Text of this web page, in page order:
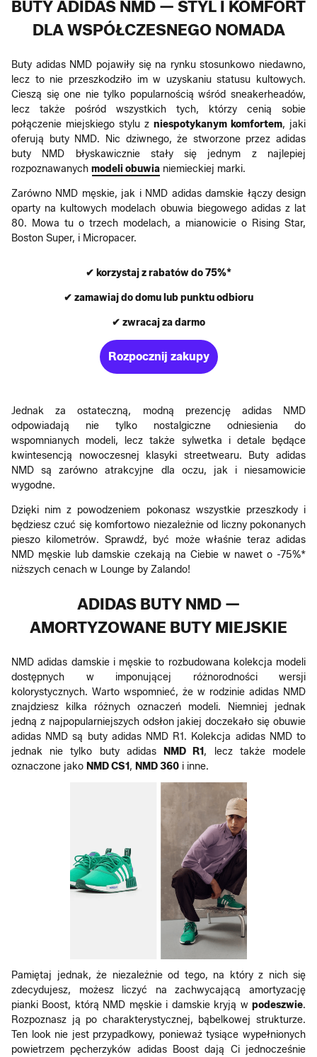
BUTY ADIDAS NMD — STYL I KOMFORT
DLA WSPÓŁCZESNEGO NOMADA
Buty adidas NMD pojawiły się na rynku stosunkowo niedawno,
lecz to nie przeszkodziło im w uzyskaniu statusu kultowych.
Cieszą się one nie tylko popularnością wśród sneakerheadów,
lecz także pośród wszystkich tych, którzy cenią sobie
połączenie miejskiego stylu z niespotykanym komfortem, jaki
oferują buty NMD. Nic dziwnego, że stworzone przez adidas
buty NMD błyskawicznie stały się jednym z najlepiej
rozpoznawanych modeli obuwia niemieckiej marki.
Zarówno NMD męskie, jak i NMD adidas damskie łączy design
oparty na kultowych modelach obuwia biegowego adidas z lat
80. Mowa tu o trzech modelach, a mianowicie o Rising Star,
Boston Super, i Micropacer.
✔ korzystaj z rabatów do 75%*
✔ zamawiaj do domu lub punktu odbioru
✔ zwracaj za darmo
Rozpocznij zakupy
Jednak za ostateczną, modną prezencję adidas NMD
odpowiadają nie tylko nostalgiczne odniesienia do
wspomnianych modeli, lecz także sylwetka i detale będące
kwintesencją nowoczesnej klasyki streetwearu. Buty adidas
NMD są zarówno atrakcyjne dla oczu, jak i niesamowicie
wygodne.
Dzięki nim z powodzeniem pokonasz wszystkie przeszkody i
będziesz czuć się komfortowo niezależnie od liczny pokonanych
pieszo kilometrów. Sprawdź, być może właśnie teraz adidas
NMD męskie lub damskie czekają na Ciebie w nawet o -75%*
niższych cenach w Lounge by Zalando!
ADIDAS BUTY NMD —
AMORTYZOWANE BUTY MIEJSKIE
NMD adidas damskie i męskie to rozbudowana kolekcja modeli
dostępnych w imponującej różnorodności wersji
kolorystycznych. Warto wspomnieć, że w rodzinie adidas NMD
znajdziesz kilka różnych oznaczeń modeli. Niemniej jednak
jedną z najpopularniejszych odsłon jakiej doczekało się obuwie
adidas NMD są buty adidas NMD R1. Kolekcja adidas NMD to
jednak nie tylko buty adidas
NMD R1 , lecz także modele
oznaczone jako NMD CS1 , NMD 360 i inne.
Pamiętaj jednak, że niezależnie od tego, na który z nich się
zdecydujesz, możesz liczyć na zachwycającą amortyzację
pianki Boost, którą NMD męskie i damskie kryją w podeszwie.
Rozpoznasz ją po charakterystycznej, bąbelkowej strukturze.
Ten look nie jest przypadkowy, ponieważ tysiące wypełnionych
powietrzem pęcherzyków adidas Boost dają Ci jednocześnie